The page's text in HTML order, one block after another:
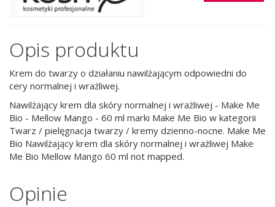
Opis produktu
Krem do twarzy o działaniu nawilżającym odpowiedni do
cery normalnej i wrażliwej.
Nawilżający krem dla skóry normalnej i wrażliwej - Make Me
Bio - Mellow Mango - 60 ml marki Make Me Bio w kategorii
Twarz / pielęgnacja twarzy / kremy dzienno-nocne. Make Me
Bio Nawilżający krem dla skóry normalnej i wrażliwej Make
Me Bio Mellow Mango 60 ml not mapped.
Opinie